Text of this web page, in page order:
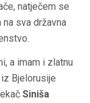
natječem se
sva državna
a imam i zlatnu
Bjelorusije
Siniša